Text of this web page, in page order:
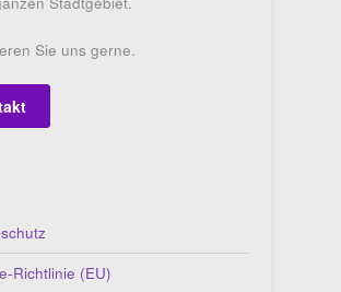
Sie uns gerne.
Richtlinie (EU)